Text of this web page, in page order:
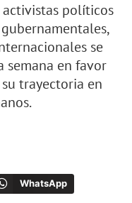
políticos
se
en favor
trayectoria en
WhatsApp